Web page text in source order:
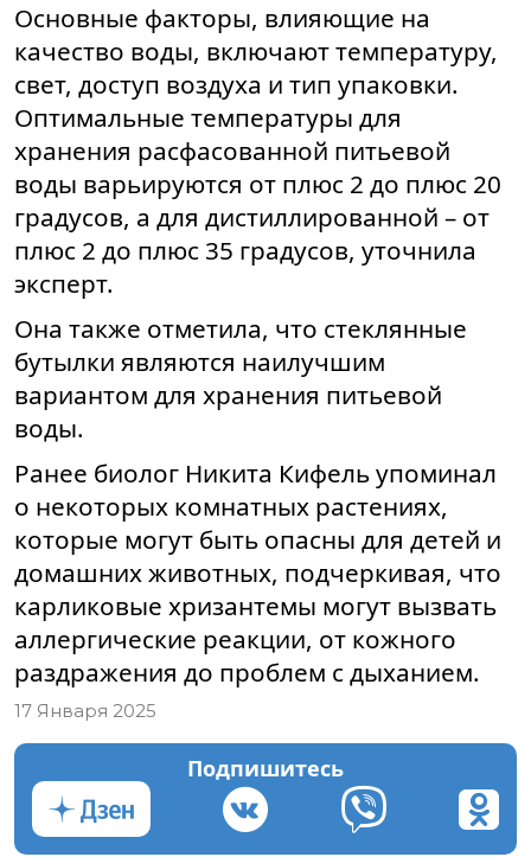
Основные факторы, влияющие на
качество воды, включают температуру,
свет, доступ воздуха и тип упаковки.
Оптимальные температуры для
хранения расфасованной питьевой
воды варьируются от плюс 2 до плюс 20
градусов, а для дистиллированной – от
плюс 2 до плюс 35 градусов, уточнила
эксперт.
Она также отметила, что стеклянные
бутылки являются наилучшим
вариантом для хранения питьевой
воды.
Ранее биолог Никита Кифель упоминал
о некоторых комнатных растениях,
которые могут быть опасны для детей и
домашних животных, подчеркивая, что
карликовые хризантемы могут вызвать
аллергические реакции, от кожного
раздражения до проблем с дыханием.
17 Января 2025
Подпишитесь